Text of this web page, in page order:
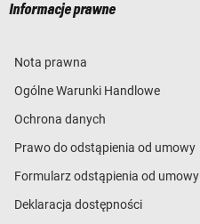
Informacje prawne
Nota prawna
Ogólne Warunki Handlowe
Ochrona danych
Prawo do odstąpienia od umowy
Formularz odstąpienia od umowy
Deklaracja dostępności